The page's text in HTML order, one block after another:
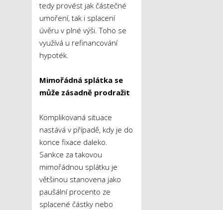
tedy provést jak částečné
umoření, tak i splacení
úvěru v plné výši. Toho se
využívá u refinancování
hypoték.
Mimořádná splátka se
může zásadně prodražit
Komplikovaná situace
nastává v případě, kdy je do
konce fixace daleko.
Sankce za takovou
mimořádnou splátku je
většinou stanovena jako
paušální procento ze
splacené částky nebo